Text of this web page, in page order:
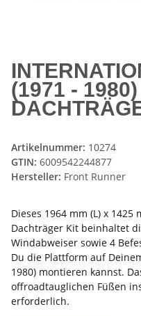
(1971 -
Artikelnummer: 10274
GTIN: 6009542244877
Hersteller: Front Runner
Dieses 1964 mm (L) x 1425
Dachträger Kit beinhaltet
Windabweiser sowie 4
Du die Plattform auf
1980) montieren kannst.
offroadtauglichen Füßen
erforderlich.